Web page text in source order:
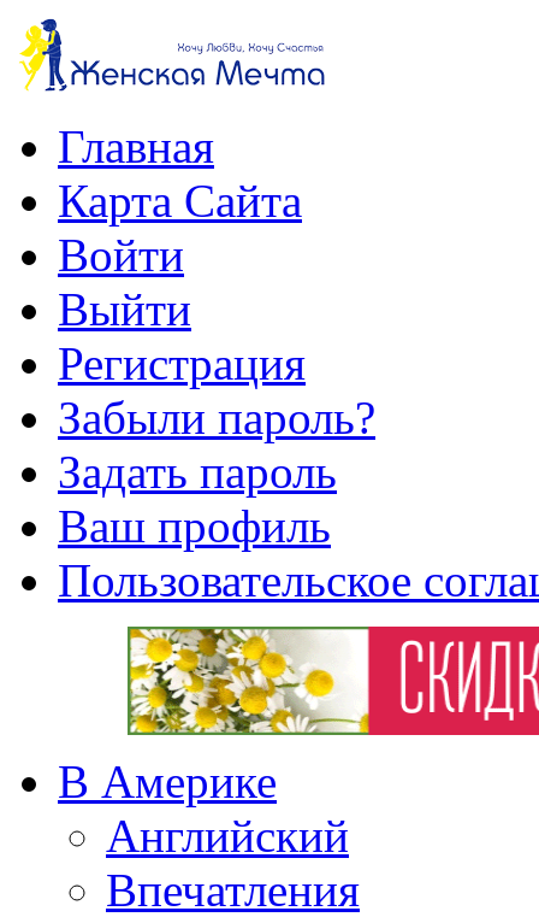
Главная
Карта Сайта
Войти
Выйти
Регистрация
Забыли пароль?
Задать пароль
Ваш профиль
Пользовательское
В Америке
Английский
Впечатления